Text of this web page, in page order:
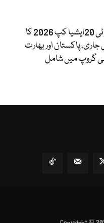
ویمنز ٹی 20ایشیا کپ 2026 کا
پاکستان اور بھارت
گروپ میں شامل